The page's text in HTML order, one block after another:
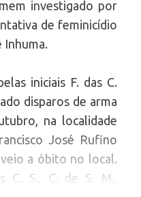
investigado por
de feminicídio
Inhuma.
iniciais F. das C.
disparos de arma
na localidade
José Rufino
a óbito no local.
C. S., C. de S. M.,